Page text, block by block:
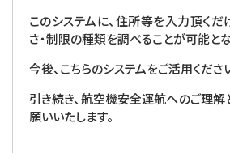
このシステムに、住所等を入力頂く
さ・制限の種類を調べることが可能とな
今後、こちらのシステムをご活用くださ
引き続き、航空機安全運航へのご理解
願いいたします。